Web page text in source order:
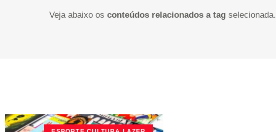
Veja abaixo os conteúdos relacionados a tagselecionada.